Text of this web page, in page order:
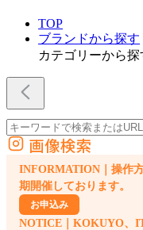
TOP
ブランドから探す
カテゴリーから探
外部サイトの商品をカートに追加
他のサイトで見つけた商品ページの
画像検索
INFORMATION｜操作
期開催しております。
お申込み
NOTICE｜KOKUYO、